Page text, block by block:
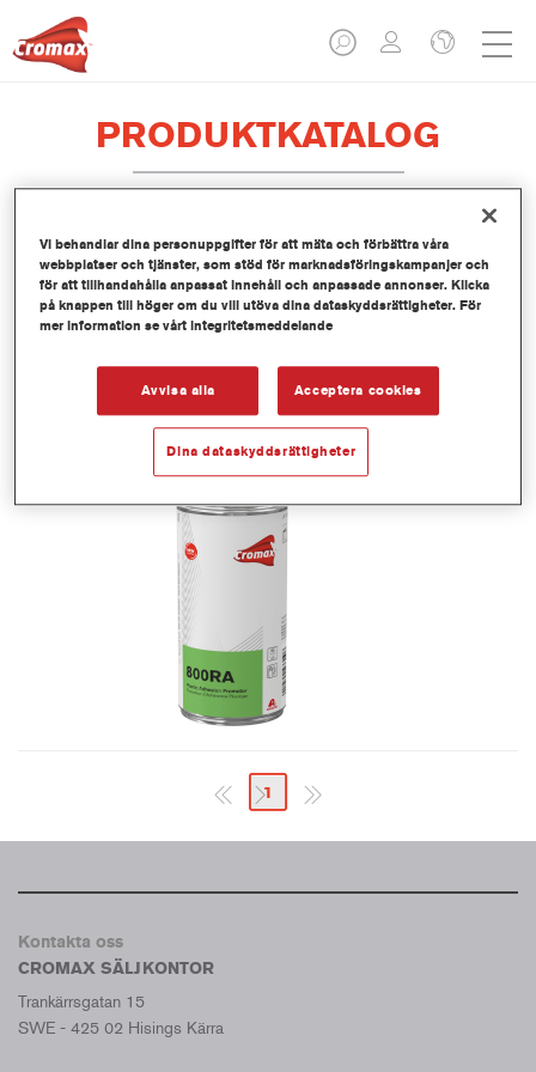
PRODUKTKATALOG
800RA Plastic Adhesion Promotor
Artikelnummer 800RA 1.00 EA
Mer information
1
Kontakta oss
CROMAX SÄLJKONTOR
Trankärrsgatan 15
SWE - 425 02 Hisings Kärra
Vi behandlar dina personuppgifter för att mäta och förbättra våra
webbplatser och tjänster, som stöd för marknadsföringskampanjer och
för att tillhandahålla anpassat innehåll och anpassade annonser. Klicka
på knappen till höger om du vill utöva dina dataskyddsrättigheter. För
mer information se vårt integritetsmeddelande
Avvisa alla Acceptera cookies
Dina dataskyddsrättigheter